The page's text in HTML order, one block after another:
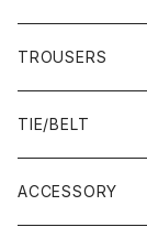
22.5-23.0 cm
23.0-23.5 cm
23.5-24.0 cm
TROUSERS
TIE/BELT
ACCESSORY